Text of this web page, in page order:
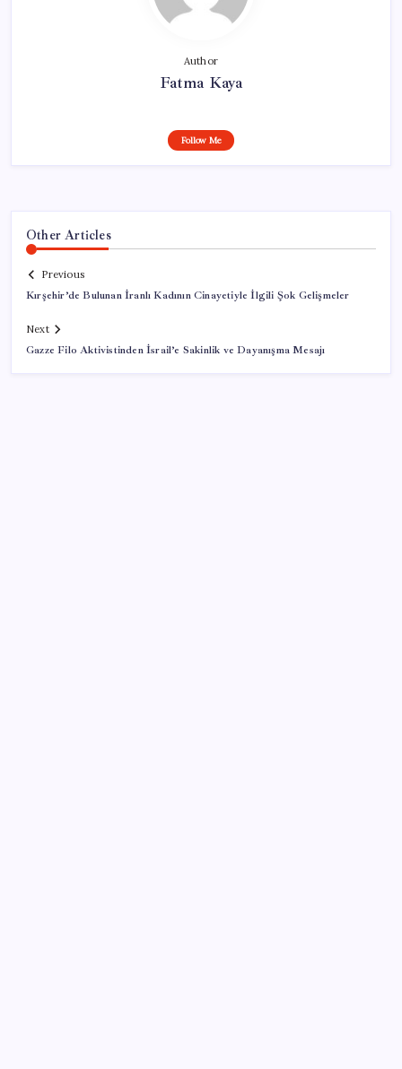
Author
Fatma Kaya
Follow Me
Other Articles
Previous
Kırşehir’de Bulunan İranlı Kadının Cinayetiyle İlgili Şok Gelişmeler
Next
Gazze Filo Aktivistinden İsrail’e Sakinlik ve Dayanışma Mesajı